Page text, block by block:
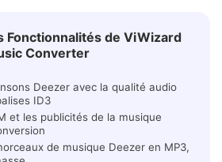
Fonctionnalités de ViWizard
Converter
Deezer avec la qualité audio
ID3
et les publicités de la musique
de musique Deezer en MP3,